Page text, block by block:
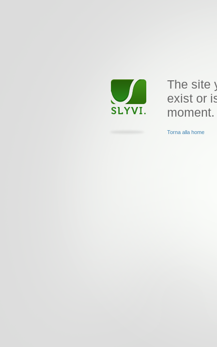
The site
exist or
moment.
Torna alla home